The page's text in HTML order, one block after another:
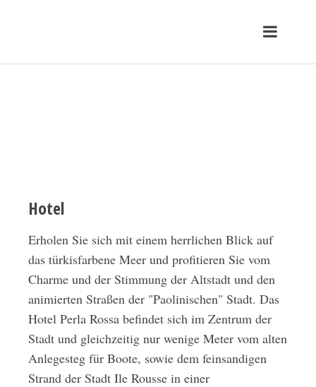
Hotel
Erholen Sie sich mit einem herrlichen Blick auf
das türkisfarbene Meer und profitieren Sie vom
Charme und der Stimmung der Altstadt und den
animierten Straßen der "Paolinischen" Stadt. Das
Hotel Perla Rossa befindet sich im Zentrum der
Stadt und gleichzeitig nur wenige Meter vom alten
Anlegesteg für Boote, sowie dem feinsandigen
Strand der Stadt Ile Rousse in einer